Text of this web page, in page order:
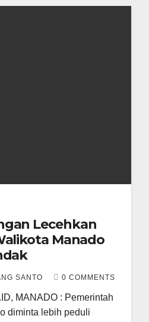
Lecehkan
Manado
SANTO 0 COMMENTS
MANADO : Pemerintah
diminta lebih peduli